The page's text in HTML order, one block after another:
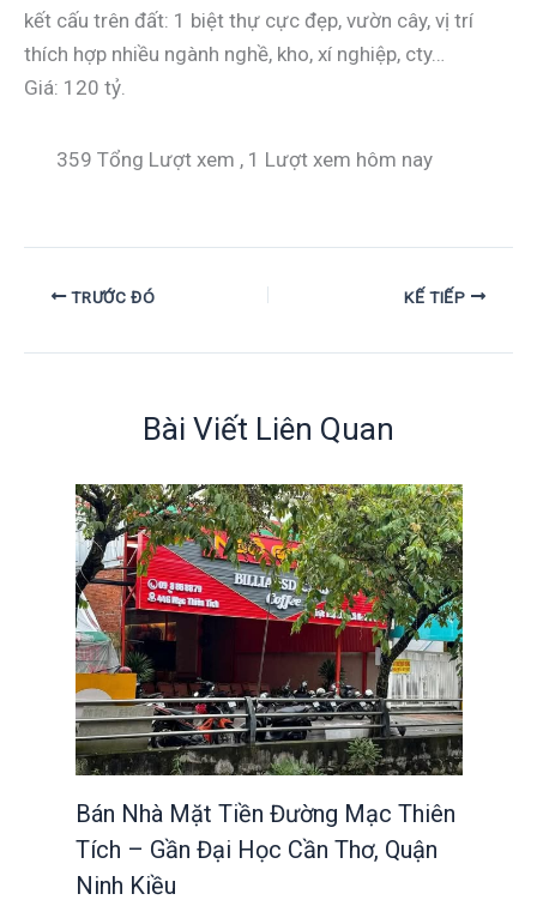
kết cấu trên đất: 1 biệt thự cực đẹp, vườn cây, vị trí
thích hợp nhiều ngành nghề, kho, xí nghiệp, cty…
Giá: 120 tỷ.
359 Tổng Lượt xem , 1 Lượt xem hôm nay
TRƯỚC ĐÓ KẾ TIẾP
Bài Viết Liên Quan
Bán Nhà Mặt Tiền Đường Mạc Thiên
Tích – Gần Đại Học Cần Thơ, Quận
Ninh Kiều